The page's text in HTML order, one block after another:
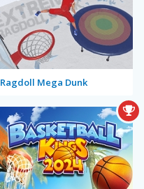
Ragdoll Mega Dunk